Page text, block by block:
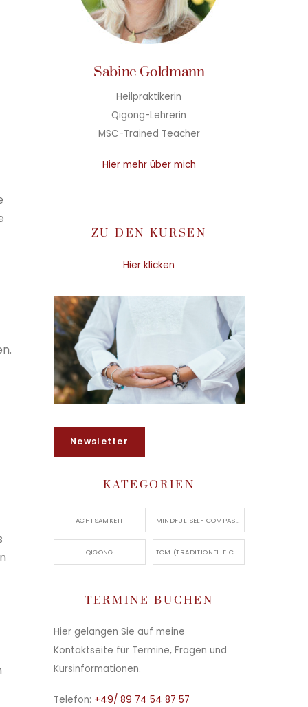
Sabine Goldmann
Heilpraktikerin
Qigong-Lehrerin
MSC-Trained Teacher
Hier mehr über mich
ZU DEN KURSEN
Hier klicken
Newsletter
KATEGORIEN
ACHTSAMKEIT
QIGONG TCM (TRADITIONELLE CHINESISCHE MEDIZIN)
TERMINE BUCHEN
Hier gelangen Sie auf meine
Kontaktseite für Termine, Fragen und
Kursinformationen.
Telefon: +49/ 89 74 54 87 57